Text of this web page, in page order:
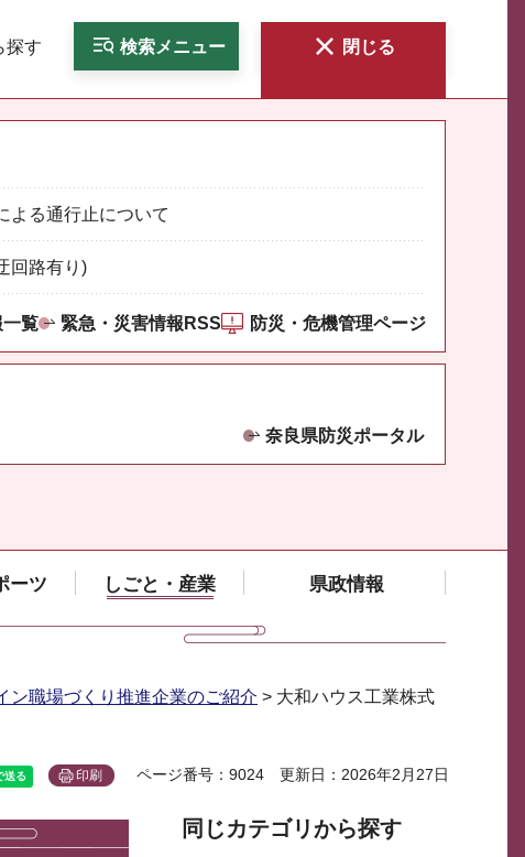
探す 検索メニュー 閉じる
よる通行止について
回路有り)
一覧 緊急・災害情報RSS 防災・危機管理ページ
奈良県防災ポータル
ーツ しごと・産業 県政情報
ン職場づくり推進企業のご紹介 > 大和ハウス工業株式
印刷 ページ番号：9024 更新日：2026年2月27日
同じカテゴリから探す